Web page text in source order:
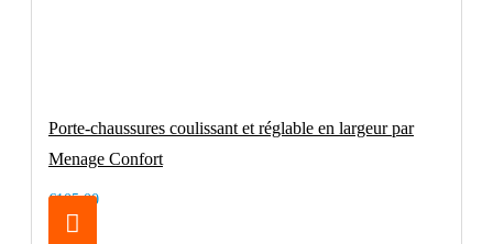
Porte-chaussures coulissant et réglable en largeur par
Menage Confort
€105.00